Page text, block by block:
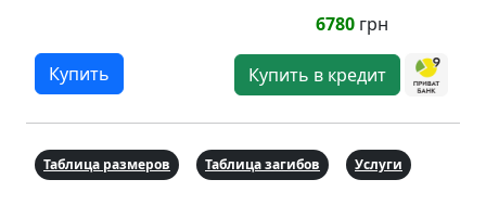
6780 грн
Купить Купить в кредит
Таблица размеров Таблица загибов Услуги